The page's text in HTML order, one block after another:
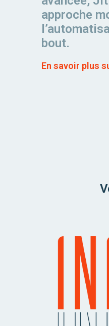
approche
bout.
En savoir plus